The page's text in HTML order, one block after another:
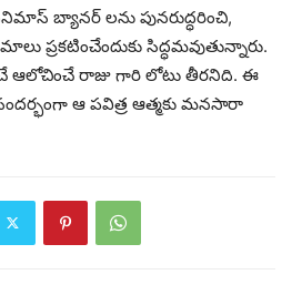
బ్యానర్‌ లను పునరుద్ధరించి,
ప్రకటించేందుకు సిద్ధమవుతున్నారు.
ఆలోచించే రాజు గారి లోటు తీరనిది. ఈ
ఆ పవిత్ర ఆత్మకు మనసారా